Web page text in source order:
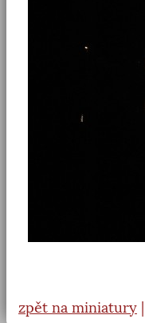
zpět na miniatury